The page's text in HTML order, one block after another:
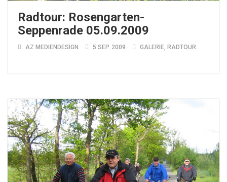
Radtour: Rosengarten-
Seppenrade 05.09.2009
AZ MEDIENDESIGN 5 SEP. 2009 GALERIE, RADTOUR